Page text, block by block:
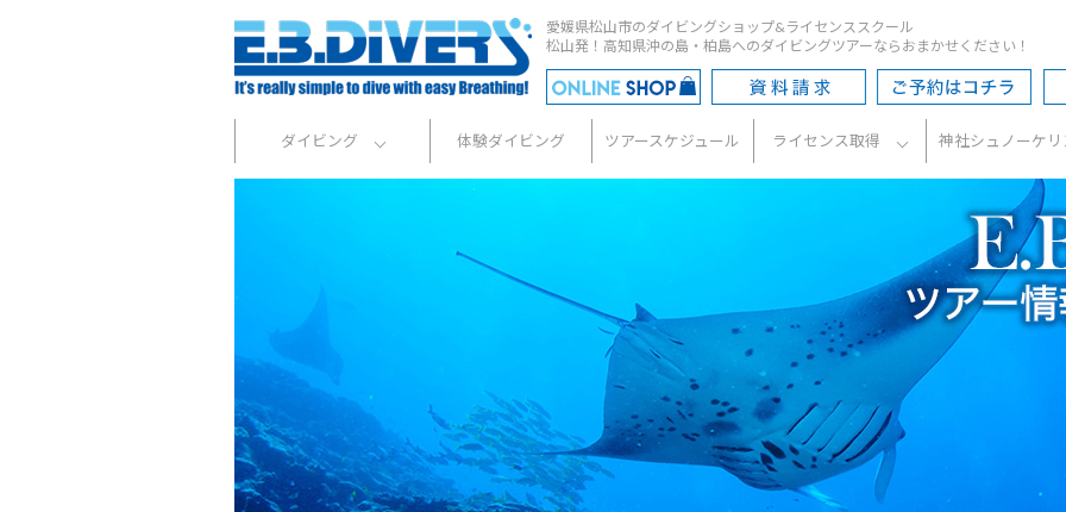
愛媛県松山市のダイビングショップ&ライセンススクール
松山発！高知県沖の島・柏島へのダイビングツアーならおまかせください！
ダイビング 体験ダイビング ツアースケジュール ライセンス取得 神社シュノーケ